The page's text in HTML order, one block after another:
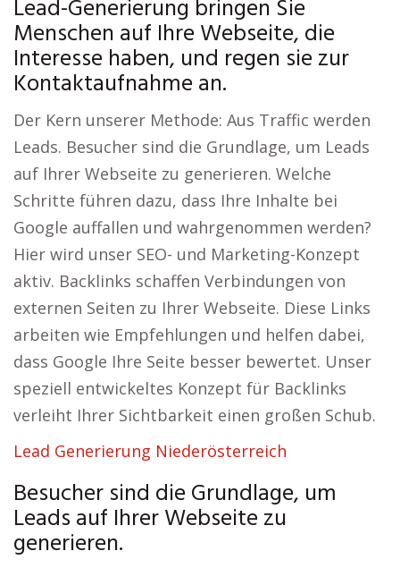
Lead-Generierung bringen Sie
Menschen auf Ihre Webseite, die
Interesse haben, und regen sie zur
Kontaktaufnahme an.
Der Kern unserer Methode: Aus Traffic werden
Leads. Besucher sind die Grundlage, um Leads
auf Ihrer Webseite zu generieren. Welche
Schritte führen dazu, dass Ihre Inhalte bei
Google auffallen und wahrgenommen werden?
Hier wird unser SEO- und Marketing-Konzept
aktiv. Backlinks schaffen Verbindungen von
externen Seiten zu Ihrer Webseite. Diese Links
arbeiten wie Empfehlungen und helfen dabei,
dass Google Ihre Seite besser bewertet. Unser
speziell entwickeltes Konzept für Backlinks
verleiht Ihrer Sichtbarkeit einen großen Schub.
Lead Generierung Niederösterreich
Besucher sind die Grundlage, um
Leads auf Ihrer Webseite zu
generieren.